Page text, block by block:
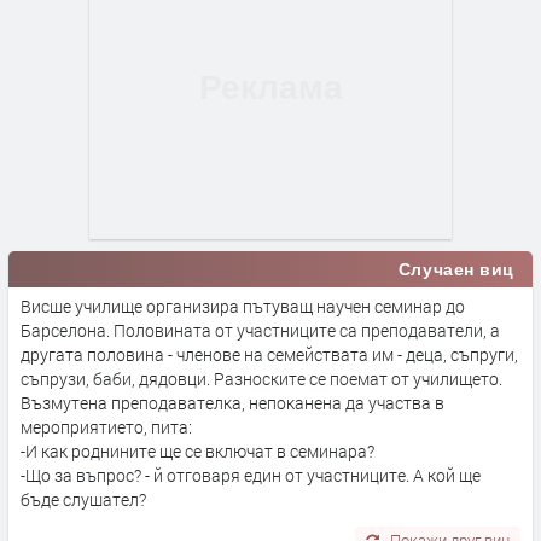
Случаен виц
Висше училище организира пътуващ научен семинар до
Барселона. Половината от участниците са преподаватели, а
другата половина - членове на семействата им - деца, съпруги,
съпрузи, баби, дядовци. Разноските се поемат от училището.
Възмутена преподавателка, непоканена да участва в
мероприятието, пита:
-И как роднините ще се включат в семинара?
-Що за въпрос? - й отговаря един от участниците. А кой ще
бъде слушател?